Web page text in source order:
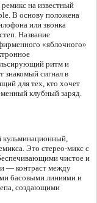
на известный
В основу положена
или звонка
Название
«яблочного»
ритм и
знакомый сигнал в
для тех, кто хочет
клубный заряд.
кульминационный,
Это стерео-микс с
чистое и
— контраст между
басовыми линиями и
создающими